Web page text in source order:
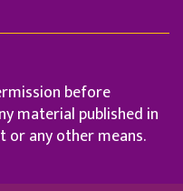
before
material published in
or any other means.